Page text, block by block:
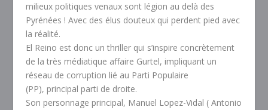
milieux politiques venaux sont légion au delà des
Pyrénées ! Avec des élus douteux qui perdent pied avec
la réalité.
El Reino est donc un thriller qui s’inspire concrètement
de la très médiatique affaire Gurtel, impliquant un
réseau de corruption lié au Parti Populaire
(PP), principal parti de droite.
Son personnage principal, Manuel Lopez-Vidal ( Antonio